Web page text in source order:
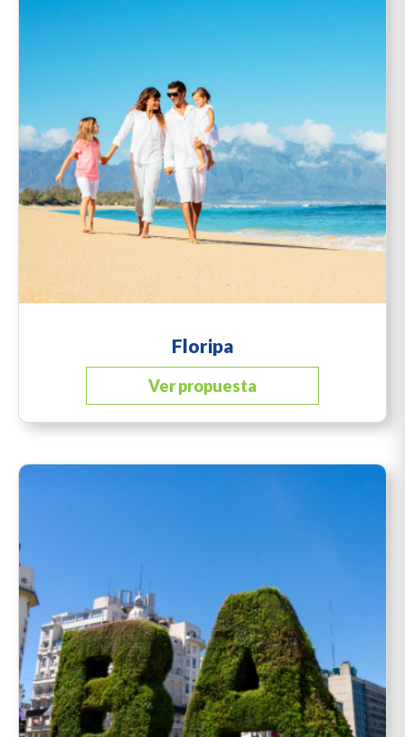
Floripa
Ver propuesta